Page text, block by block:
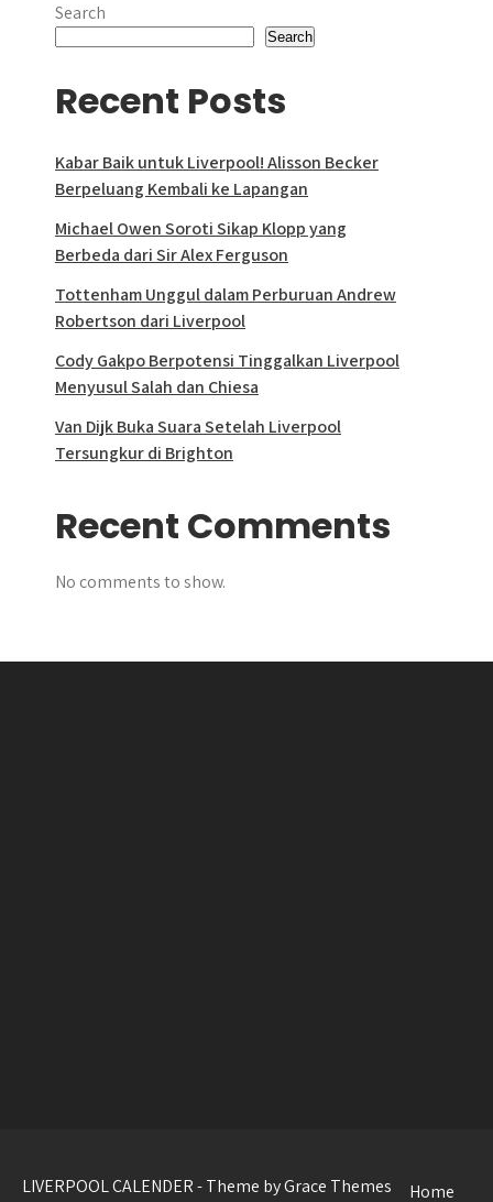
Search
Search
Recent Posts
Kabar Baik untuk Liverpool! Alisson Becker
Berpeluang Kembali ke Lapangan
Michael Owen Soroti Sikap Klopp yang
Berbeda dari Sir Alex Ferguson
Tottenham Unggul dalam Perburuan Andrew
Robertson dari Liverpool
Cody Gakpo Berpotensi Tinggalkan Liverpool
Menyusul Salah dan Chiesa
Van Dijk Buka Suara Setelah Liverpool
Tersungkur di Brighton
Recent Comments
No comments to show.
LIVERPOOL CALENDER - Theme by Grace Themes Home